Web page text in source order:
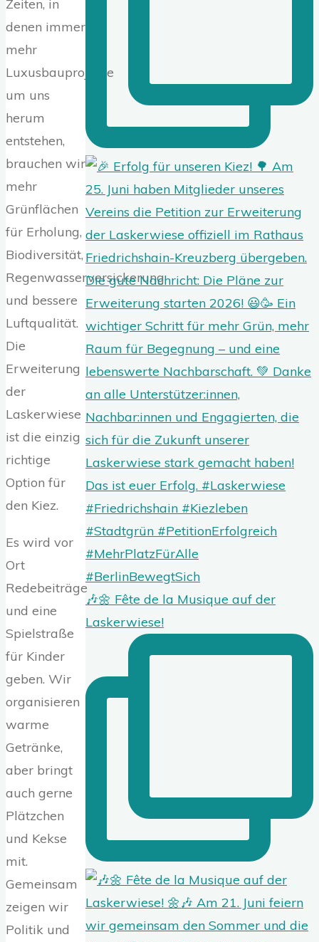
Zeiten, in
denen immer
mehr
Luxusbauprojekte
um uns
herum
entstehen,
brauchen wir
mehr
Grünflächen
für Erholung,
Biodiversität,
Regenwasserversickerung
und bessere
Luftqualität.
Die
Erweiterung
der
Laskerwiese
ist die einzig
richtige
Option für
den Kiez.
Es wird vor
Ort
Redebeiträge
und eine
Spielstraße
für Kinder
geben. Wir
organisieren
warme
Getränke,
aber bringt
auch gerne
Plätzchen
und Kekse
mit.
Gemeinsam
zeigen wir
Politik und
🎶🌼 Fête de la Musique auf der
Laskerwiese!